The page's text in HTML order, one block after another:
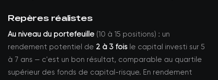
Repères réalistes
Au niveau du portefeuille (10 à 15 positions) : un
rendement potentiel de 2 à 3 fois le capital investi sur 5
à 7 ans — c'est un bon résultat, comparable au quartile
supérieur des fonds de capital-risque. En rendement